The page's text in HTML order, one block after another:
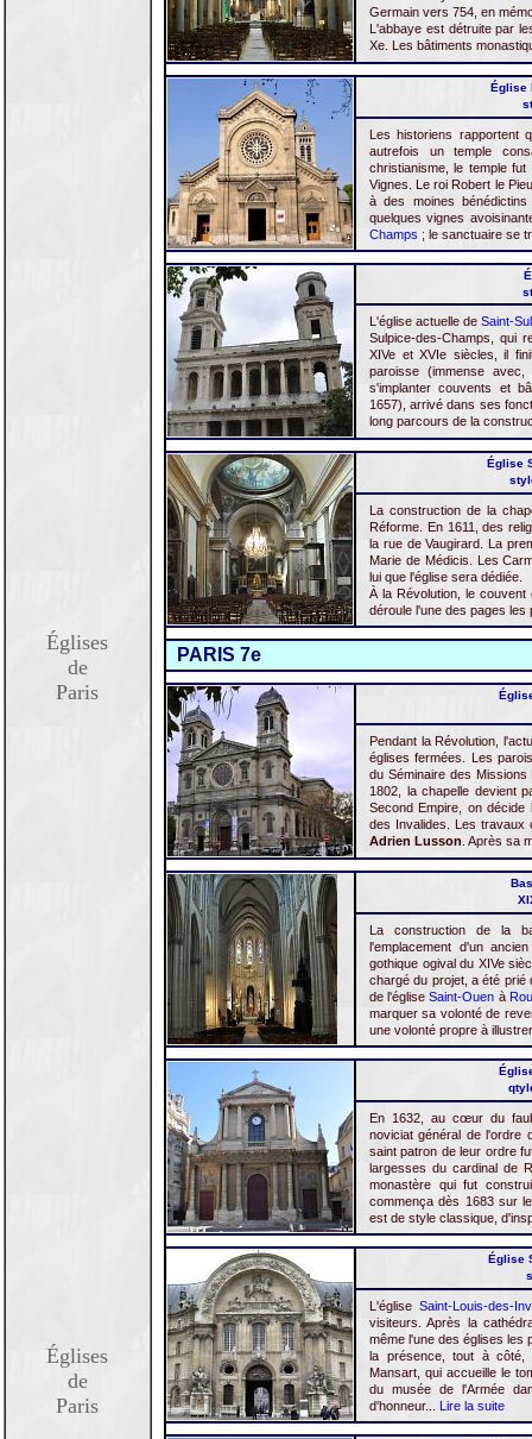
Églises
de
Paris
Églises
de
Paris
Germain vers 754, en
L'abbaye est détruite par
Xe. Les bâtiments
Église
Les historiens rapportent
autrefois un temple
christianisme, le temple
Vignes. Le roi Robert le
à des moines
quelques vignes
Champs ; le sanctuaire se
L'église actuelle deSaint-
Sulpice-des-Champs, qui
XIVe et XVIe siècles, il
paroisse (immense
s'implanter couvents et
1657), arrivé dans ses
long parcours de la
Église
La construction de la
Réforme. En 1611, des
la rue de Vaugirard. La
Marie de Médicis. Les
lui que l'église sera dédiée.
À la Révolution, le
déroule l'une des pages
PARIS 7e
Pendant la Révolution,
églises fermées. Les
du Séminaire des
1802, la chapelle devient
Second Empire, on
des Invalides. Les travaux
Adrien Lusson . Après sa
La construction de la
l'emplacement d'un
gothique ogival du XIVe
chargé du projet, a été prié
de l'égliseSaint-Ouen à
marquer sa volonté de
une volonté propre à
En 1632, au cœur du
noviciat général de l'ordre
saint patron de leur ordre
largesses du cardinal de
monastère qui fut
commença dès 1683 sur
est de style classique,
Église
L'égliseSaint-Louis-des-
visiteurs. Après la
même l'une des églises les
la présence, tout à côté,
Mansart, qui accueille le
du musée de l'Armée
d'honneur... Lire la suite